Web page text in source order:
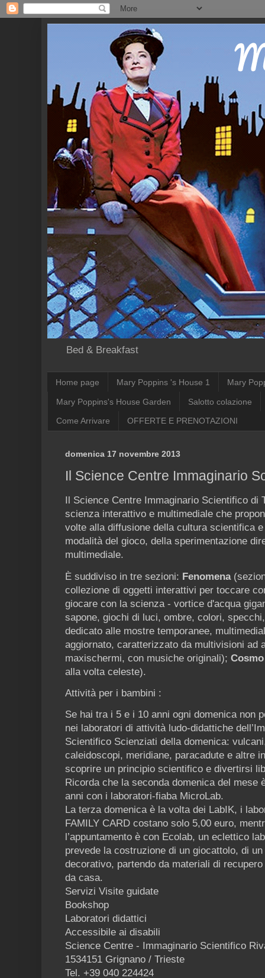
Bed & Breakfast
Home page Mary Poppins 's House 1 Mary
Mary Poppins's House Garden Salotto colazione
Come Arrivare OFFERTE E PRENOTAZIONI
domenica 17 novembre 2013
Il Science Centre Immaginario
Il Science Centre Immaginario Scientifico di
scienza interattivo e multimediale che
volte alla diffusione della cultura scientifica
modalità del gioco, della sperimentazione
multimediale.
È suddiviso in tre sezioni: Fenomena
collezione di oggetti interattivi per toccare
giocare con la scienza - vortice d'acqua
sapone, giochi di luci, ombre, colori,
dedicato alle mostre temporanee,
aggiornato, caratterizzato da multivisioni ad
maxischermi, con musiche originali); Cosmo
alla volta celeste).
Attività per i bambini :
Se hai tra i 5 e i 10 anni ogni domenica non
nei laboratori di attività ludo-didattiche
Scientifico Scienziati della domenica:
caleidoscopi, meridiane, paracadute e altre
scoprire un principio scientifico e divertirsi
Ricorda che la seconda domenica del mese
anni con i laboratori-fiaba MicroLab.
La terza domenica è la volta dei LabIK, i
FAMILY CARD costano solo 5,00 euro,
l’appuntamento è con Ecolab, un eclettico
prevede la costruzione di un giocattolo, di
decorativo, partendo da materiali di
da casa.
Servizi Visite guidate
Bookshop
Laboratori didattici
Accessibile ai disabili
Science Centre - Immaginario Scientifico
1534151 Grignano / Trieste
Tel. +39 040 224424